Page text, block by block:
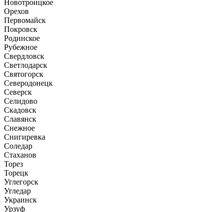
Новотроицкое
Орехов
Первомайск
Покровск
Родинское
Рубежное
Свердловск
Светлодарск
Святогорск
Северодонецк
Северск
Селидово
Скадовск
Славянск
Снежное
Снигиревка
Соледар
Стаханов
Торез
Торецк
Углегорск
Угледар
Украинск
Урзуф